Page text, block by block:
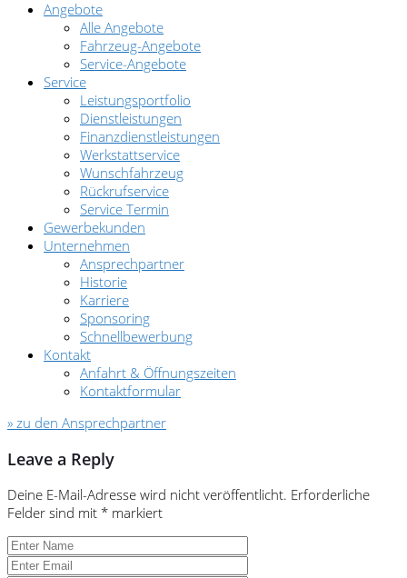
Angebote
Alle Angebote
Fahrzeug-Angebote
Service-Angebote
Service
Leistungsportfolio
Dienstleistungen
Finanzdienstleistungen
Werkstattservice
Wunschfahrzeug
Rückrufservice
Service Termin
Gewerbekunden
Unternehmen
Ansprechpartner
Historie
Karriere
Sponsoring
Schnellbewerbung
Kontakt
Anfahrt & Öffnungszeiten
Kontaktformular
» zu den Ansprechpartner
Leave a Reply
Deine E-Mail-Adresse wird nicht veröffentlicht. Erforderliche
Felder sind mit * markiert